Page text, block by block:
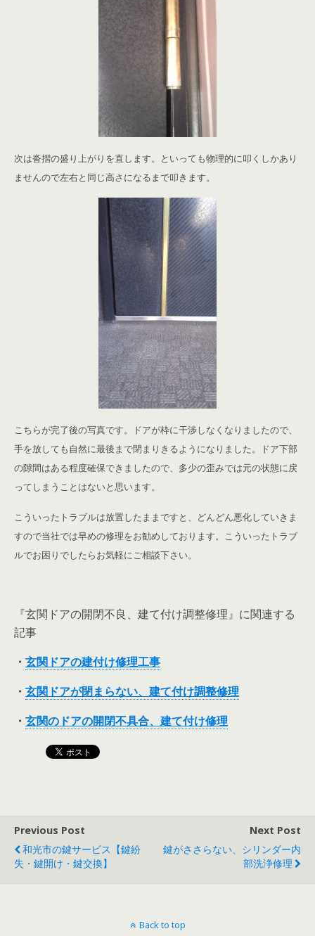
次は沓摺の盛り上がりを直します。といっても物理的に叩くしかあり
ませんので左右と同じ高さになるまで叩きます。
こちらが完了後の写真です。ドアが枠に干渉しなくなりましたので、
手を放しても自然に最後まで閉まりきるようになりました。ドア下部
の隙間はある程度確保できましたので、多少の歪みでは元の状態に戻
ってしまうことはないと思います。
こういったトラブルは放置したままですと、どんどん悪化していきま
すので当社では早めの修理をお勧めしております。こういったトラブ
ルでお困りでしたらお気軽にご相談下さい。
『玄関ドアの開閉不良、建て付け調整修理』に関連する
記事
・ 玄関ドアの建付け修理工事
・ 玄関ドアが閉まらない、建て付け調整修理
・ 玄関のドアの開閉不具合、建て付け修理
Previous Post
和光市の鍵サービス【鍵紛
失・鍵開け・鍵交換】
Next Post
鍵がささらない、シリンダー内
部洗浄修理
Back to top